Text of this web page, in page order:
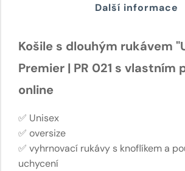
Další informace
Košile s dlouhým rukávem
Premier | PR 021 s vlastním
online
✅ Unisex
✅ oversize
✅ vyhrnovací rukávy s knoflíkem a
uchycení